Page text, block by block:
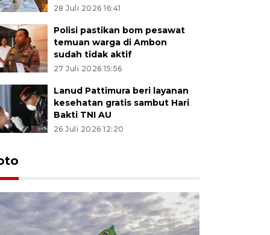
28 Juli 2026 16:41
Polisi pastikan bom pesawat
temuan warga di Ambon
sudah tidak aktif
27 Juli 2026 15:56
Lanud Pattimura beri layanan
kesehatan gratis sambut Hari
Bakti TNI AU
26 Juli 2026 12:20